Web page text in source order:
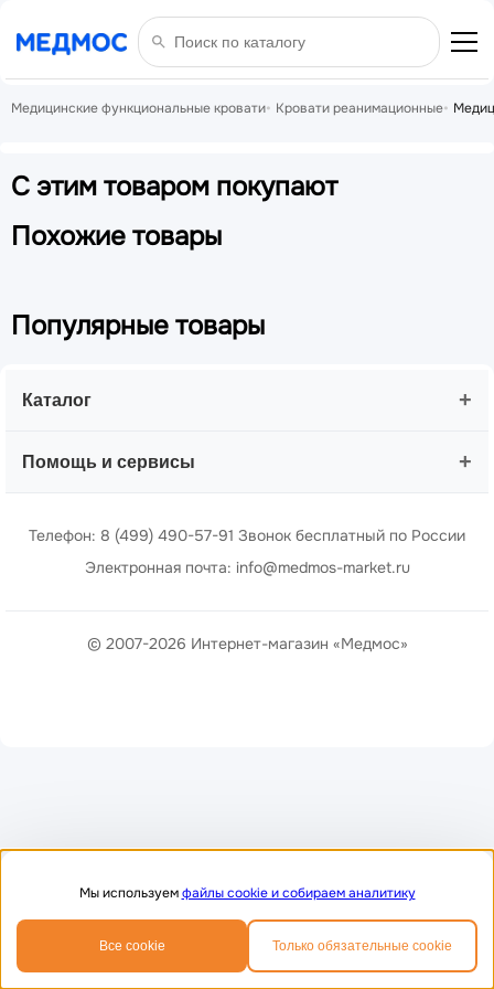
Главная Избранное
0
Корзина Телефон MAX
Медицинские функциональные кровати Кровати реанимационные
С этим товаром покупают
Похожие товары
Популярные товары
Каталог +
Помощь и сервисы +
Телефон: 8 (499) 490-57-91 Звонок бесплатный по России
Электронная почта: info@medmos-market.ru
© 2007-2026 Интернет-магазин «Медмос»
Мы используемфайлы cookie и собираем аналитику
Все cookie Только обязательные cookie